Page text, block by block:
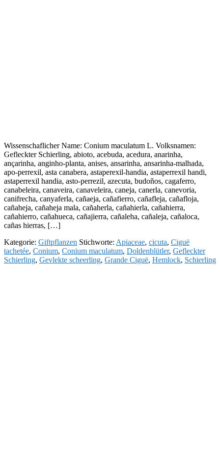
Wissenschaflicher Name: Conium maculatum L. Volksnamen:
Gefleckter Schierling, abioto, acebuda, acedura, anarinha,
ançarinha, anginho-planta, anises, ansarinha, ansarinha-malhada,
apo-perrexil, asta canabera, astaperexil-handia, astaperrexil handi,
astaperrexil handia, asto-perrezil, azecuta, budoños, cagaferro,
canabeleira, canaveira, canaveleira, caneja, canerla, canevoria,
canifrecha, canyaferla, cañaeja, cañafierro, cañafleja, cañafloja,
cañaheja, cañaheja mala, cañaherla, cañahierla, cañahierra,
cañahierro, cañahueca, cañajierra, cañaleha, cañaleja, cañaloca,
cañas hierras, […]
Kategorie: Giftpflanzen Stichworte: Apiaceae, cicuta, Ciguë
tachetée, Conium, Conium maculatum, Doldenblütler, Gefleckter
Schierling, Gevlekte scheerling, Grande Ciguë, Hemlock, Schierling